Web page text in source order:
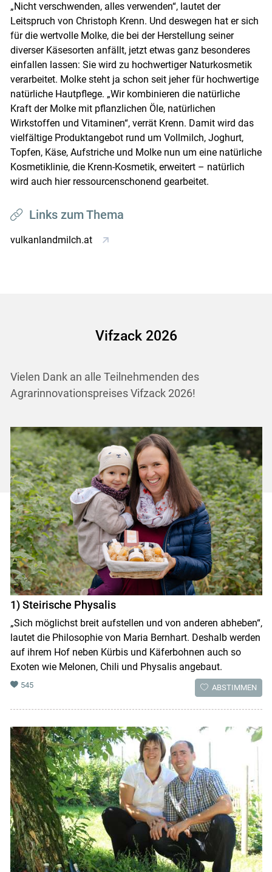
„Nicht verschwenden, alles verwenden“, lautet der
Leitspruch von Christoph Krenn. Und deswegen hat er sich
für die wertvolle Molke, die bei der Herstellung seiner
diverser Käsesorten anfällt, jetzt etwas ganz besonderes
einfallen lassen: Sie wird zu hochwertiger Naturkosmetik
verarbeitet. Molke steht ja schon seit jeher für hochwertige
natürliche Hautpflege. „Wir kombinieren die natürliche
Kraft der Molke mit pflanzlichen Öle, natürlichen
Wirkstoffen und Vitaminen“, verrät Krenn. Damit wird das
vielfältige Produktangebot rund um Vollmilch, Joghurt,
Topfen, Käse, Aufstriche und Molke nun um eine natürliche
Kosmetiklinie, die Krenn-Kosmetik, erweitert – natürlich
wird auch hier ressourcenschonend gearbeitet.
Links zum Thema
vulkanlandmilch.at
Vifzack 2026
Vielen Dank an alle Teilnehmenden des
Agrarinnovationspreises Vifzack 2026!
1) Steirische Physalis
„Sich möglichst breit aufstellen und von anderen abheben“,
lautet die Philosophie von Maria Bernhart. Deshalb werden
auf ihrem Hof neben Kürbis und Käferbohnen auch so
Exoten wie Melonen, Chili und Physalis angebaut.
545 ABSTIMMEN